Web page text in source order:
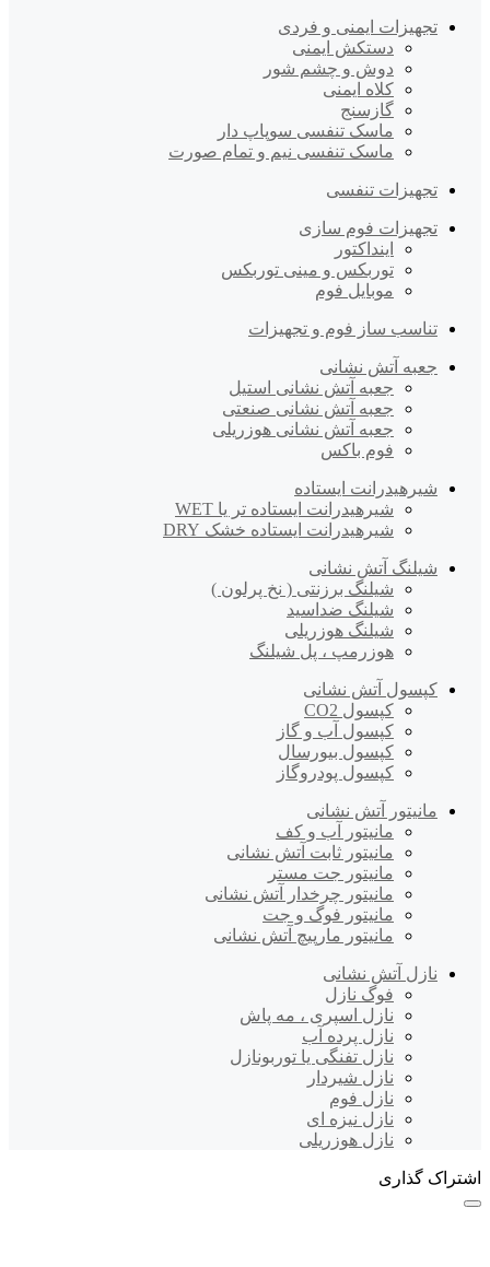
تجهیزات ایمنی و فردی
دستکش ایمنی
دوش و چشم شور
کلاه ایمنی
گازسنج
ماسک تنفسی سوپاپ دار
ماسک تنفسی نیم و تمام صورت
تجهیزات تنفسی
تجهیزات فوم سازی
اینداکتور
توربکس و مینی توربکس
موبایل فوم
تناسب ساز فوم و تجهیزات
جعبه آتش نشانی
جعبه آتش نشانی استیل
جعبه آتش نشانی صنعتی
جعبه آتش نشانی هوزریلی
فوم باکس
شیرهیدرانت ایستاده
شیرهیدرانت ایستاده تر یا WET
شیرهیدرانت ایستاده خشک DRY
شیلنگ آتش نشانی
شیلنگ برزنتی ( نخ پرلون )
شیلنگ ضداسید
شیلنگ هوزریلی
هوزرمپ ، پل شیلنگ
کپسول آتش نشانی
کپسول CO2
کپسول آب و گاز
کپسول بیورسال
کپسول پودروگاز
مانیتور آتش نشانی
مانیتور آب و کف
مانیتور ثابت آتش نشانی
مانیتور جت مستر
مانیتور چرخدار آتش نشانی
مانیتور فوگ و جت
مانیتور مارپیچ آتش نشانی
نازل آتش نشانی
فوگ نازل
نازل اسپری ، مه پاش
نازل پرده آب
نازل تفنگی یا توربونازل
نازل شیردار
نازل فوم
نازل نیزه ای
نازل هوزریلی
اشتراک گذاری